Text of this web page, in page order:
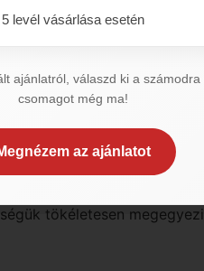
már megszűnt,
mennyisége
tökéletesen
5 levél vásárlása esetén
ajánlatról, válaszd ki a
csomagot még ma!
az ajánlatot